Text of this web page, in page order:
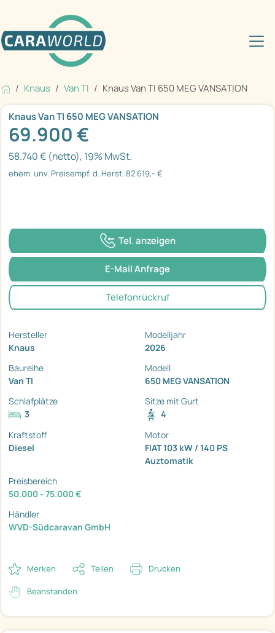
Knaus Van TI Knaus Van TI 650 MEG VANSATION
Knaus Van TI 650 MEG VANSATION
69.900 €
58.740 € (netto), 19% MwSt.
ehem. unv. Preisempf. d. Herst. 82.619,- €
Tel. anzeigen
E-Mail Anfrage
Telefonrückruf
Hersteller
Knaus
Modelljahr
2026
Baureihe
Van TI
Modell
650 MEG VANSATION
Schlafplätze
3
Sitze mit Gurt
4
Kraftstoff
Diesel
Motor
FIAT 103 kW / 140 PS
Auztomatik
Preisbereich
50.000 - 75.000 €
Händler
WVD-Südcaravan GmbH
Merken Teilen Drucken
Beanstanden